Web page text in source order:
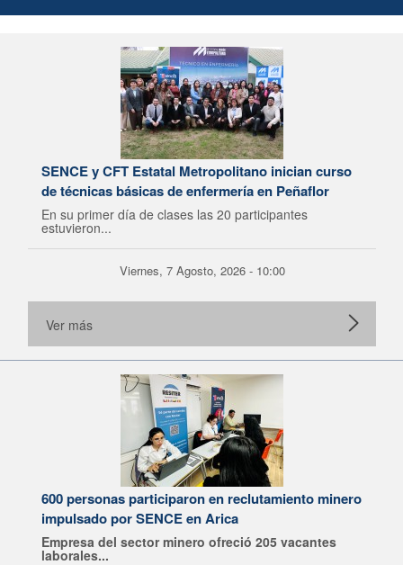
SENCE y CFT Estatal Metropolitano inician curso
de técnicas básicas de enfermería en Peñaflor
En su primer día de clases las 20 participantes
estuvieron...
Viernes, 7 Agosto, 2026 - 10:00
Ver más
600 personas participaron en reclutamiento minero
impulsado por SENCE en Arica
Empresa del sector minero ofreció 205 vacantes
laborales...